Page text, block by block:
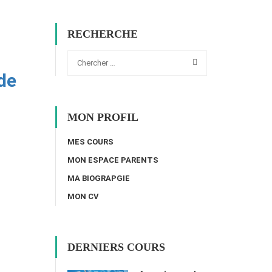
RECHERCHE
MON PROFIL
MES COURS
MON ESPACE PARENTS
MA BIOGRAPGIE
MON CV
DERNIERS COURS